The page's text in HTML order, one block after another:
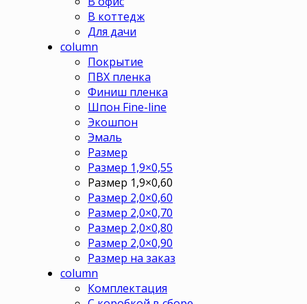
В коттедж
Для дачи
column
Покрытие
ПВХ пленка
Финиш пленка
Шпон Fine-line
Экошпон
Эмаль
Размер
Размер 1,9×0,55
Размер 1,9×0,60
Размер 2,0×0,60
Размер 2,0×0,70
Размер 2,0×0,80
Размер 2,0×0,90
Размер на заказ
column
Комплектация